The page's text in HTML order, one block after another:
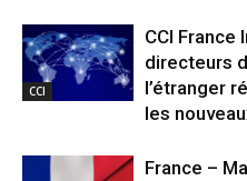
CCI
CCI France
directeurs
l’étranger
les
France –